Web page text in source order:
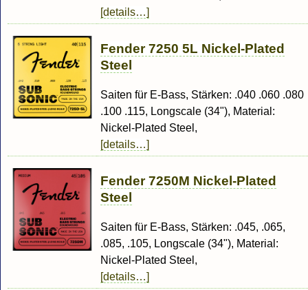
[details…]
Fender 7250 5L Nickel-Plated
Steel
Saiten für E-Bass, Stärken: .040 .060 .080
.100 .115, Longscale (34"), Material:
Nickel-Plated Steel,
[details…]
Fender 7250M Nickel-Plated
Steel
Saiten für E-Bass, Stärken: .045, .065,
.085, .105, Longscale (34"), Material:
Nickel-Plated Steel,
[details…]